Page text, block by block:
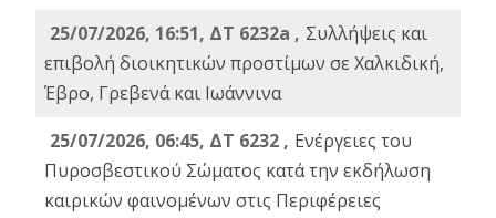
25/07/2026, 16:51, ΔΤ 6232a , Συλλήψεις και
επιβολή διοικητικών προστίμων σε Χαλκιδική,
Έβρο, Γρεβενά και Ιωάννινα
25/07/2026, 06:45, ΔΤ 6232 , Ενέργειες του
Πυροσβεστικού Σώματος κατά την εκδήλωση
καιρικών φαινομένων στις Περιφέρειες